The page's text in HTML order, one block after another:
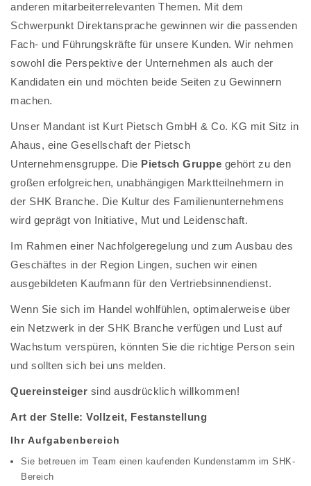
anderen mitarbeiterrelevanten Themen. Mit dem
Schwerpunkt Direktansprache gewinnen wir die passenden
Fach- und Führungskräfte für unsere Kunden. Wir nehmen
sowohl die Perspektive der Unternehmen als auch der
Kandidaten ein und möchten beide Seiten zu Gewinnern
machen.
Unser Mandant ist Kurt Pietsch GmbH & Co. KG mit Sitz in
Ahaus, eine Gesellschaft der Pietsch
Unternehmensgruppe. Die Pietsch Gruppe gehört zu den
großen erfolgreichen, unabhängigen Marktteilnehmern in
der SHK Branche. Die Kultur des Familienunternehmens
wird geprägt von Initiative, Mut und Leidenschaft.
Im Rahmen einer Nachfolgeregelung und zum Ausbau des
Geschäftes in der Region Lingen, suchen wir einen
ausgebildeten Kaufmann für den Vertriebsinnendienst.
Wenn Sie sich im Handel wohlfühlen, optimalerweise über
ein Netzwerk in der SHK Branche verfügen und Lust auf
Wachstum verspüren, könnten Sie die richtige Person sein
und sollten sich bei uns melden.
Quereinsteiger sind ausdrücklich willkommen!
Art der Stelle: Vollzeit, Festanstellung
Ihr Aufgabenbereich
Sie betreuen im Team einen kaufenden Kundenstamm im SHK-
Bereich